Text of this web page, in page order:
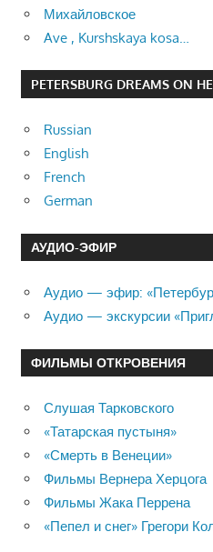
Михайловское
Ave , Kurshskaya kosa…
PETERSBURG DREAMS ON
Russian
English
French
German
АУДИО-ЭФИР
Аудио — эфир:
Аудио — экскурсии
ФИЛЬМЫ ОТКРОВЕНИЯ
Слушая Тарковского
«Татарская пустыня»
«Смерть в Венеции»
Фильмы Вернера Херцога
Фильмы Жака Перрена
«Пепел и снег» Грегори